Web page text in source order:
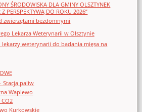
ŚRODOWISKA DLA GMINY OLSZTYNEK
PERSPEKTYWĄ DO ROKU 2026”
zwierzętami bezdomnymi
Lekarza Weterynarii w Olsztynie
lekarzy weterynarii do badania mięsa na
Stacja paliw
Waplewo
Kurkowskie